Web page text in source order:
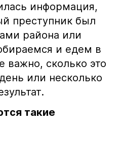
информация,
преступник был
района или
и едем в
важно, сколько это
или несколько
такие